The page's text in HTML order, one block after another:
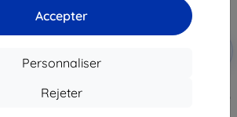
Accepter
Personnaliser
Rejeter
GALAXY
Réduction
GALAXY A42 noir(6216990208430)